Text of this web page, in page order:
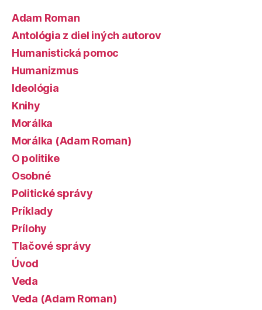
Adam Roman
Antológia z diel iných autorov
Humanistická pomoc
Humanizmus
Ideológia
Knihy
Morálka
Morálka (Adam Roman)
O politike
Osobné
Politické správy
Príklady
Prílohy
Tlačové správy
Úvod
Veda
Veda (Adam Roman)